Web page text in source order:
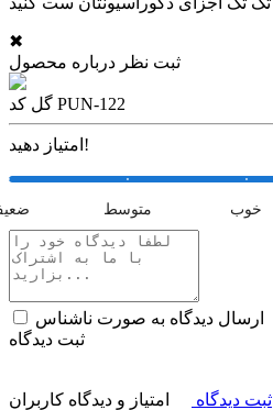
✖
ثبت نظر درباره محصول
گل کد PUN-122
امتیاز دهید!
متوسط خوب
ارسال دیدگاه به صورت ناشناس
ثبت دیدگاه
ثبت دیدگاه امتیاز و دیدگاه کاربران